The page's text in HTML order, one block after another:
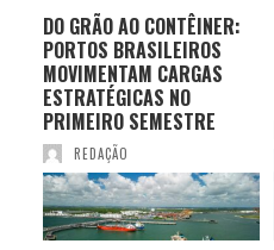
DO GRÃO AO CONTÊINER:
PORTOS BRASILEIROS
MOVIMENTAM CARGAS
ESTRATÉGICAS NO
PRIMEIRO SEMESTRE
REDAÇÃO